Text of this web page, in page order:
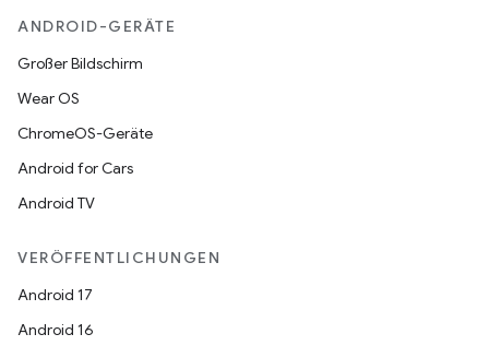
ANDROID-GERÄTE
Großer Bildschirm
Wear OS
ChromeOS-Geräte
Android for Cars
Android TV
VERÖFFENTLICHUNGEN
Android 17
Android 16